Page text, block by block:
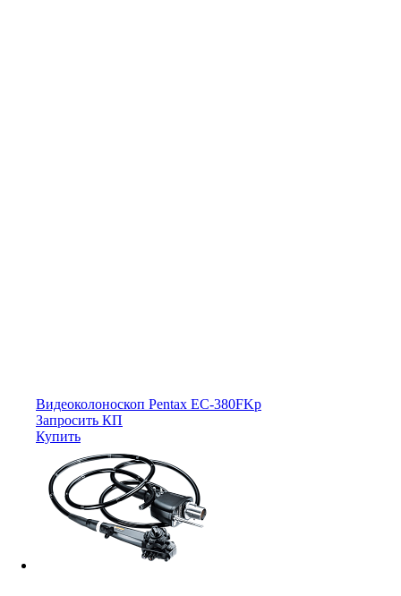
Видеоколоноскоп Pentax EC-380FKp
Запросить КП
Купить